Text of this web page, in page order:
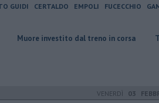
GUIDI CERTALDO EMPOLI FUCECCHIO
dal treno in corsa ​Tutte le
VENERDÌ 03